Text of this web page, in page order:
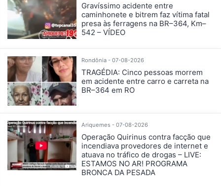
Gravíssimo acidente entre
caminhonete e bitrem faz vítima fatal
presa às ferragens na BR–364, Km–
542 – VÍDEO
Rondônia - 07-08-2026
TRAGÉDIA: Cinco pessoas morrem
em acidente entre carro e carreta na
BR–364 em RO
Ariquemes - 07-08-2026
Operação Quirinus contra facção que
incendiava provedores de internet e
atuava no tráfico de drogas – LIVE:
ESTAMOS NO AR! PROGRAMA
BRONCA DA PESADA